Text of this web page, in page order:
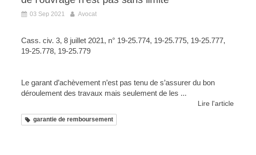
03 Sep 2021 Avocat
Cass. civ. 3, 8 juillet 2021, n° 19-25.774, 19-25.775, 19-25.777,
19-25.778, 19-25.779
Le garant d’achèvement n’est pas tenu de s’assurer du bon
déroulement des travaux mais seulement de les ...
Lire l'article
garantie de remboursement